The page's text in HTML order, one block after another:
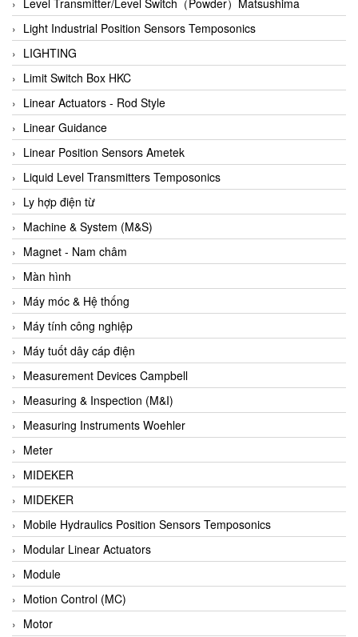
Autec
Auto Flow
Automatic valve
Aventics
Avproglobal
Axiomtek
AZBIL
B&C Electronics
B&R
Babcok wilcox
Baelz Automatic Vietnam
Bahr Modultechnik Vietnam
Balluff
BamBo Vietnam
Barel Vietnam
Barksdale
Bartec
Basco
Baumer
Baumuller Vietnam
Baykee
BBC Bircher Smart Access
BCS ITALY
BEA SENSORS
Beacon Extender
Light Industrial Position Sensors Temposonics
LIGHTING
Limit Switch Box HKC
Linear Actuators - Rod Style
Linear Guidance
Linear Position Sensors Ametek
Liquid Level Transmitters Temposonics
Ly hợp điện từ
Machine & System (M&S)
Magnet - Nam châm
Màn hình
Máy móc & Hệ thống
Máy tính công nghiệp
Máy tuốt dây cáp điện
Measurement Devices Campbell
Measuring & Inspection (M&I)
Measuring Instruments Woehler
Meter
MIDEKER
MIDEKER
Mobile Hydraulics Position Sensors Temposonics
Modular Linear Actuators
Module
Motion Control (MC)
Motor